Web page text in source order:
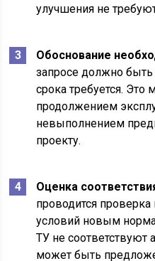
улучшения не
Обоснование
запросе должно быть
срока требуется. Это
продолжением
невыполнением
проекту.
Оценка
проводится проверка
условий новым
ТУ не соответствуют
может быть